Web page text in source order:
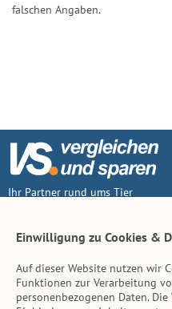
falschen Angaben.
Ihr Partner rund ums Tier
Inhalt
Einwilligung zu Cookies &
Auf dieser Website nutzen wir
Funktionen zur Verarbeitung
personenbezogenen Daten.